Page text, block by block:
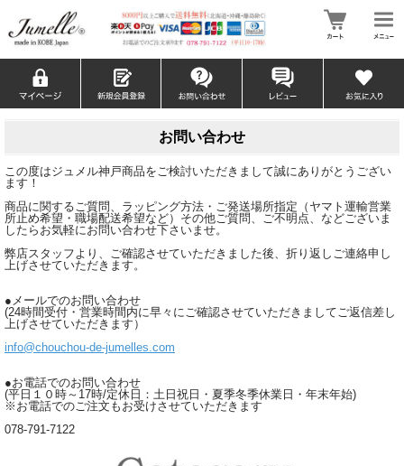
お問い合わせ
この度はジュメル神戸商品をご検討いただきまして誠にありがとうござい
ます！
商品に関するご質問、ラッピング方法・ご発送場所指定（ヤマト運輸営業
所止め希望・職場配送希望など）その他ご質問、ご不明点、などございま
したらお気軽にお問い合わせ下さいませ。
弊店スタッフより、ご確認させていただきました後、折り返しご連絡申し
上げさせていただきます。
●メールでのお問い合わせ
(24時間受付・営業時間内に早々にご確認させていただきましてご返信差し
上げさせていただきます）
info@chouchou-de-jumelles.com
●お電話でのお問い合わせ
(平日１０時～17時/定休日：土日祝日・夏季冬季休業日・年末年始)
※お電話でのご注文もお受けさせていただきます
078-791-7122